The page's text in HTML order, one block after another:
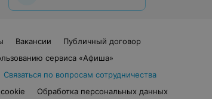
Вакансии
Публичный договор
сервиса «Афиша»
Связаться по вопросам сотрудничества
Обработка персональных данных